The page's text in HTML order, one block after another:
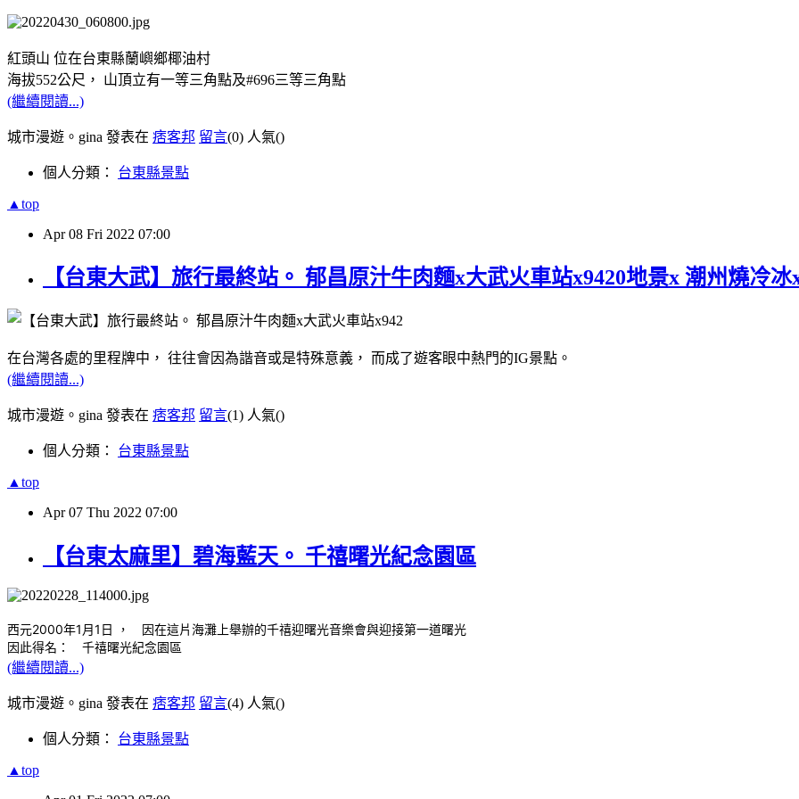
紅頭山 位在台東縣蘭嶼鄉椰油村
海拔552公尺， 山頂立有一等三角點及#696三等三角點
(繼續閱讀...)
城市漫遊。gina 發表在 痞客邦 留言(0) 人氣()
個人分類： 台東縣景點
▲top
Apr 08 Fri 2022 07:00
【台東大武】旅行最終站。 郁昌原汁牛肉麵x大武火車站x9420地景x 潮州燒冷
在台灣各處的里程牌中， 往往會因為諧音或是特殊意義， 而成了遊客眼中熱門的IG景點。
(繼續閱讀...)
城市漫遊。gina 發表在 痞客邦 留言(1) 人氣()
個人分類： 台東縣景點
▲top
Apr 07 Thu 2022 07:00
【台東太麻里】碧海藍天。 千禧曙光紀念園區
西元2000年1月1日 ， 因 在這片海灘上舉辦的千禧迎曙光音樂會與迎接第一道曙光
因此得名： 千禧曙光紀念園區
(繼續閱讀...)
城市漫遊。gina 發表在 痞客邦 留言(4) 人氣()
個人分類： 台東縣景點
▲top